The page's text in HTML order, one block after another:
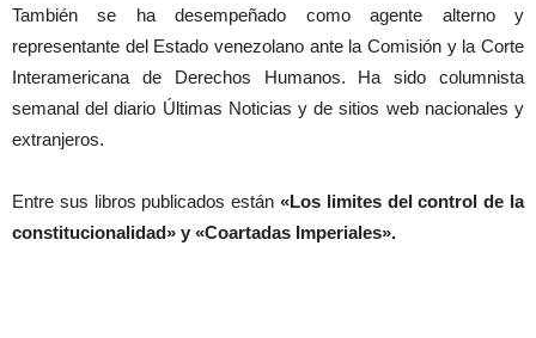
También se ha desempeñado como agente alterno y
representante del Estado venezolano ante la Comisión y la Corte
Interamericana de Derechos Humanos. Ha sido columnista
semanal del diario Últimas Noticias y de sitios web nacionales y
extranjeros.
Entre sus libros publicados están «Los limites del control de la
constitucionalidad» y «Coartadas Imperiales».